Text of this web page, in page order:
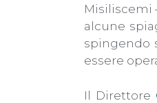
Misiliscemi
alcune
spingendo
essere
Il Direttore